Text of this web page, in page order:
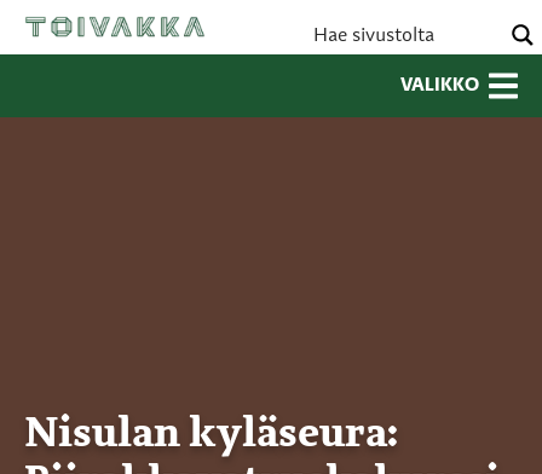
VALIKKO
Nisulan kyläseura: